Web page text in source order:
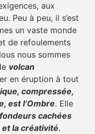
aux
Peu à peu, il s’est
un vaste monde
de refoulements
nous sommes
volcan
en éruption à tout
compressée,
est l’Ombre. Elle
cachées
et la créativité.